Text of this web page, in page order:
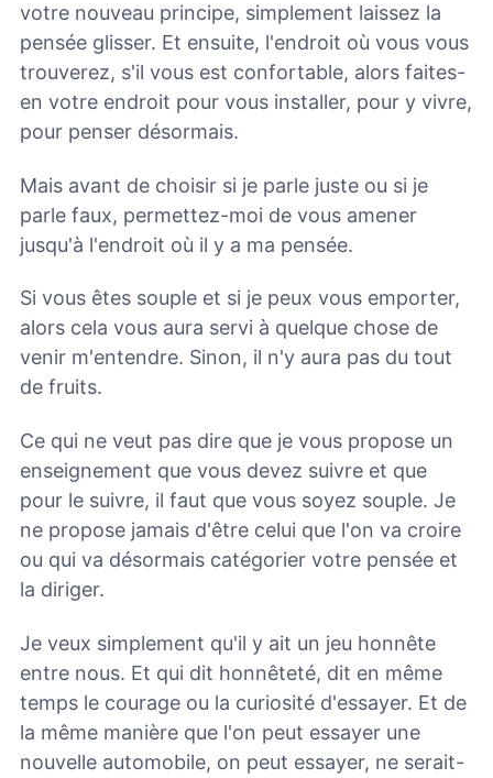
votre nouveau principe, simplement laissez la
pensée glisser. Et ensuite, l'endroit où vous vous
trouverez, s'il vous est confortable, alors faites-
en votre endroit pour vous installer, pour y vivre,
pour penser désormais.
Mais avant de choisir si je parle juste ou si je
parle faux, permettez-moi de vous amener
jusqu'à l'endroit où il y a ma pensée.
Si vous êtes souple et si je peux vous emporter,
alors cela vous aura servi à quelque chose de
venir m'entendre. Sinon, il n'y aura pas du tout
de fruits.
Ce qui ne veut pas dire que je vous propose un
enseignement que vous devez suivre et que
pour le suivre, il faut que vous soyez souple. Je
ne propose jamais d'être celui que l'on va croire
ou qui va désormais catégorier votre pensée et
la diriger.
Je veux simplement qu'il y ait un jeu honnête
entre nous. Et qui dit honnêteté, dit en même
temps le courage ou la curiosité d'essayer. Et de
la même manière que l'on peut essayer une
nouvelle automobile, on peut essayer, ne serait-